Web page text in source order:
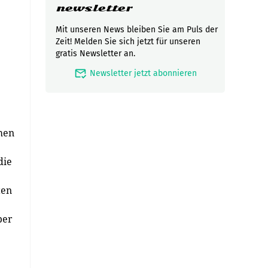
newsletter
Mit unseren News bleiben Sie am Puls der
Zeit! Melden Sie sich jetzt für unseren
gratis Newsletter an.
mark_email_read Newsletter jetzt abonnieren